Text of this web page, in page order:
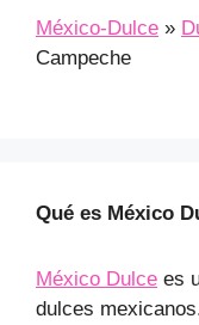
México-Dulce »
Campeche
Qué es México
México Dulce es
dulces